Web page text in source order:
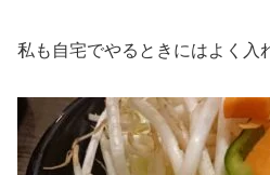
私も自宅でやるときにはよく入